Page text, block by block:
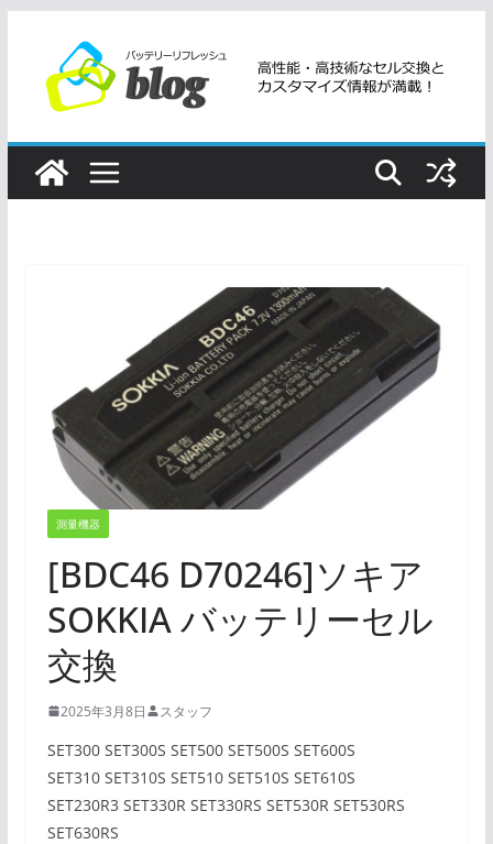
ツ
測量機器
[BDC46 D70246]ソキア
SOKKIA バッテリーセル
交換
2025年3月8日 スタッフ
SET300 SET300S SET500 SET500S SET600S
SET310 SET310S SET510 SET510S SET610S
SET230R3 SET330R SET330RS SET530R SET530RS
SET630RS